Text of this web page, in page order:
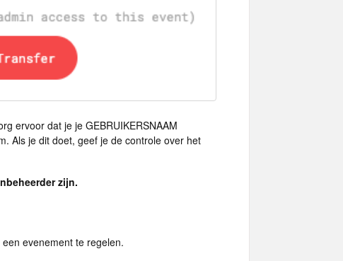
ervoor dat je je GEBRUIKERSNAAM
Als je dit doet, geef je de controle over het
zijn.
evenement te regelen.